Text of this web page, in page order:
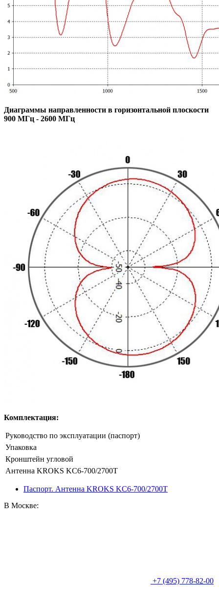
Диаграммы направленности в горизонтальной плоскости
900 МГц - 2600 МГц
Комплектация:
Руководство по эксплуатации (паспорт)
Упаковка
Кронштейн угловой
Антенна KROKS KC6-700/2700T
Паспорт. Антенна KROKS KC6-700/2700T
В Москве:
+7 (495) 778-82-00